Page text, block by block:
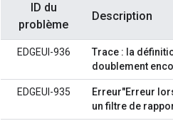
ID du
problème
Description
EDGEUI-936
Trace : la
doublement
EDGEUI-935
Erreur"Erreur
un filtre de